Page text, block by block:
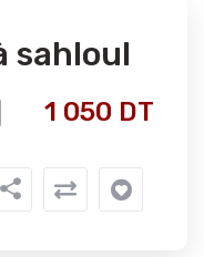
sahloul
1 050 DT